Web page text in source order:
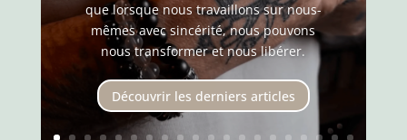
que lorsque nous travaillons sur nous-
mêmes avec sincérité, nous pouvons
nous transformer et nous libérer.
Découvrir les derniers articles